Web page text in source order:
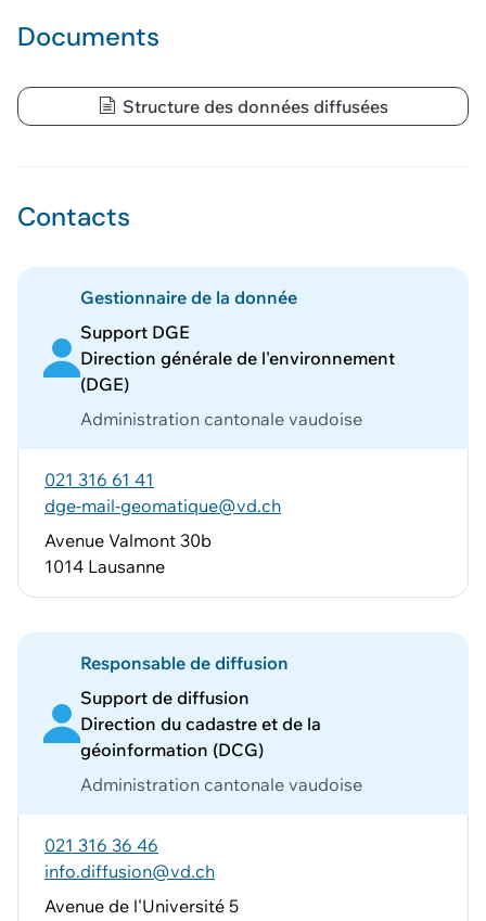
Documents
Structure des données diffusées
Contacts
Gestionnaire de la donnée
Support DGE
Direction générale de l'environnement
(DGE)
Administration cantonale vaudoise
021 316 61 41
dge-mail-geomatique@vd.ch
Avenue Valmont 30b
1014 Lausanne
Responsable de diffusion
Support de diffusion
Direction du cadastre et de la
géoinformation (DCG)
Administration cantonale vaudoise
021 316 36 46
info.diffusion@vd.ch
Avenue de l'Université 5